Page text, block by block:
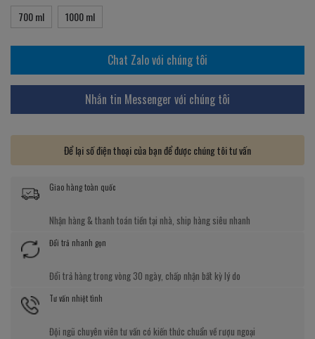
700 ml
1000 ml
Chat Zalo với chúng tôi
Nhắn tin Messenger với chúng tôi
Để lại số điện thoại của bạn để được chúng tôi tư vấn
Giao hàng toàn quốc
Nhận hàng & thanh toán tiền tại nhà, ship hàng siêu nhanh
Đổi trả nhanh gọn
Đổi trả hàng trong vòng 30 ngày, chấp nhận bất kỳ lý do
Tư vấn nhiệt tình
Đội ngũ chuyên viên tư vấn có kiến thức chuẩn về rượu ngoại